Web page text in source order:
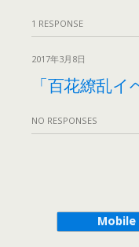
1 RESPONSE
2017年3月8日
「百花繚乱
NO RESPONSES
Mobile